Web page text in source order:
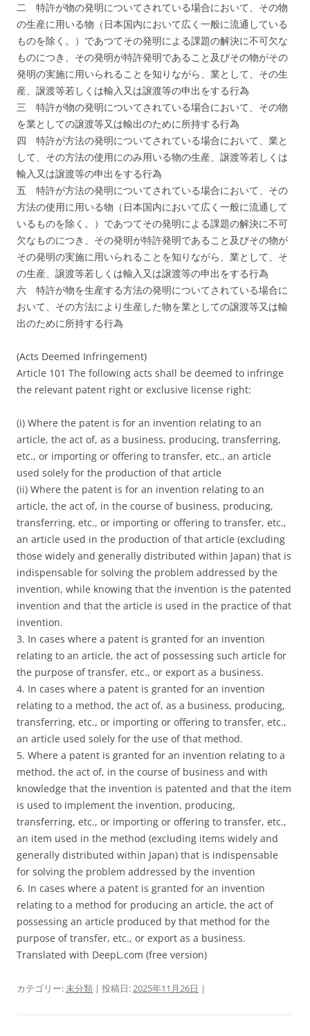
二 特許が物の発明についてされている場合において、その物
の生産に用いる物（日本国内において広く一般に流通している
ものを除く。）であつてその発明による課題の解決に不可欠な
ものにつき、その発明が特許発明であること及びその物がその
発明の実施に用いられることを知りながら、業として、その生
産、譲渡等若しくは輸入又は譲渡等の申出をする行為
三 特許が物の発明についてされている場合において、その物
を業としての譲渡等又は輸出のために所持する行為
四 特許が方法の発明についてされている場合において、業と
して、その方法の使用にのみ用いる物の生産、譲渡等若しくは
輸入又は譲渡等の申出をする行為
五 特許が方法の発明についてされている場合において、その
方法の使用に用いる物（日本国内において広く一般に流通して
いるものを除く。）であつてその発明による課題の解決に不可
欠なものにつき、その発明が特許発明であること及びその物が
その発明の実施に用いられることを知りながら、業として、そ
の生産、譲渡等若しくは輸入又は譲渡等の申出をする行為
六 特許が物を生産する方法の発明についてされている場合に
おいて、その方法により生産した物を業としての譲渡等又は輸
出のために所持する行為
(Acts Deemed Infringement)
Article 101 The following acts shall be deemed to infringe
the relevant patent right or exclusive license right:
(i) Where the patent is for an invention relating to an
article, the act of, as a business, producing, transferring,
etc., or importing or offering to transfer, etc., an article
used solely for the production of that article
(ii) Where the patent is for an invention relating to an
article, the act of, in the course of business, producing,
transferring, etc., or importing or offering to transfer, etc.,
an article used in the production of that article (excluding
those widely and generally distributed within Japan) that is
indispensable for solving the problem addressed by the
invention, while knowing that the invention is the patented
invention and that the article is used in the practice of that
invention.
3. In cases where a patent is granted for an invention
relating to an article, the act of possessing such article for
the purpose of transfer, etc., or export as a business.
4. In cases where a patent is granted for an invention
relating to a method, the act of, as a business, producing,
transferring, etc., or importing or offering to transfer, etc.,
an article used solely for the use of that method.
5. Where a patent is granted for an invention relating to a
method, the act of, in the course of business and with
knowledge that the invention is patented and that the item
is used to implement the invention, producing,
transferring, etc., or importing or offering to transfer, etc.,
an item used in the method (excluding items widely and
generally distributed within Japan) that is indispensable
for solving the problem addressed by the invention
6. In cases where a patent is granted for an invention
relating to a method for producing an article, the act of
possessing an article produced by that method for the
purpose of transfer, etc., or export as a business.
Translated with DeepL.com (free version)
カテゴリー:未分類 | 投稿日:2025年11月26日 |